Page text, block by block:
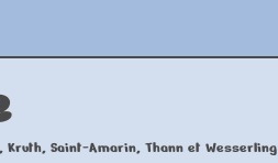
Saint-Amarin, Thann et Wesserling